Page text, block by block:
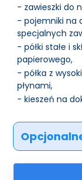
- zawieszki do
- pojemniki na
specjalnych
- półki stałe i
papierowego,
- półka z
płynami,
- kieszeń na